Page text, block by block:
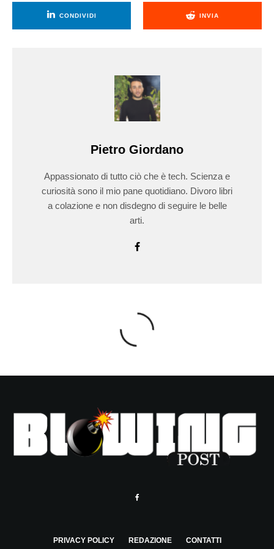
CONDIVIDI INVIA
Pietro Giordano
Appassionato di tutto ciò che è tech. Scienza e
curiosità sono il mio pane quotidiano. Divoro libri
a colazione e non disdegno di seguire le belle
arti.
PRIVACY POLICY REDAZIONE CONTATTI